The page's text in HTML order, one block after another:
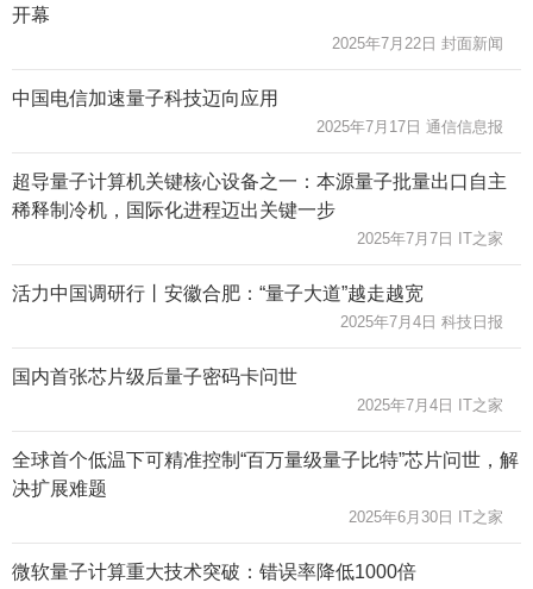
开幕
2025年7月22日 封面新闻
中国电信加速量子科技迈向应用
2025年7月17日 通信信息报
超导量子计算机关键核心设备之一：本源量子批量出口自主
稀释制冷机，国际化进程迈出关键一步
2025年7月7日 IT之家
活力中国调研行丨安徽合肥：“量子大道”越走越宽
2025年7月4日 科技日报
国内首张芯片级后量子密码卡问世
2025年7月4日 IT之家
全球首个低温下可精准控制“百万量级量子比特”芯片问世，解
决扩展难题
2025年6月30日 IT之家
微软量子计算重大技术突破：错误率降低1000倍